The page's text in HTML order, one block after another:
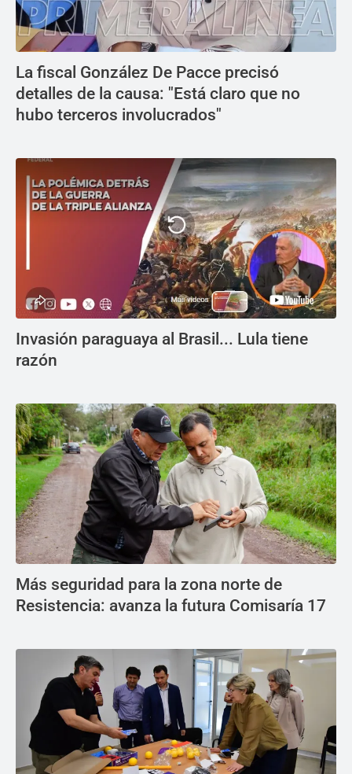
La fiscal González De Pacce precisó
detalles de la causa: "Está claro que no
hubo terceros involucrados"
Invasión paraguaya al Brasil... Lula tiene
razón
Más seguridad para la zona norte de
Resistencia: avanza la futura Comisaría 17